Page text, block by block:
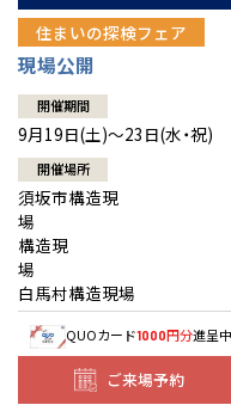
住まいの探検フェア
現場公開
開催期間
9月19日(土)～23日(水・祝)
開催場所
須坂市構造現
場 上田
構造現
白馬村構造現
QUOカード1000円分進呈
ご来場予約